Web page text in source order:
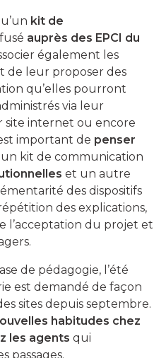
kit de
auprès des EPCI du
également les
de leur proposer des
qu’elles pourront
via leur
site internet ou encore
important de penser
un kit de communication
et un autre
des dispositifs
des explications,
l’acceptation du projet et
de pédagogie, l’été
est demandé de façon
sites depuis septembre.
habitudes chez
les agents qui
passages.